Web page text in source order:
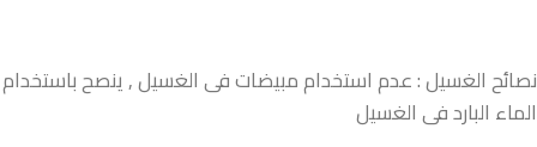
نصائح الغسيل : عدم استخدام مبيضات فى الغسيل , ينصح باستخدام
الماء البارد فى الغسيل